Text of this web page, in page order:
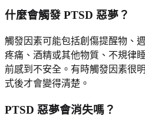
什麼會觸發 PTSD 惡夢？
觸發因素可能包括創傷提醒物、
疼痛、酒精或其他物質、不規律
前感到不安全。有時觸發因素很
式後才會變得清楚。
PTSD 惡夢會消失嗎？